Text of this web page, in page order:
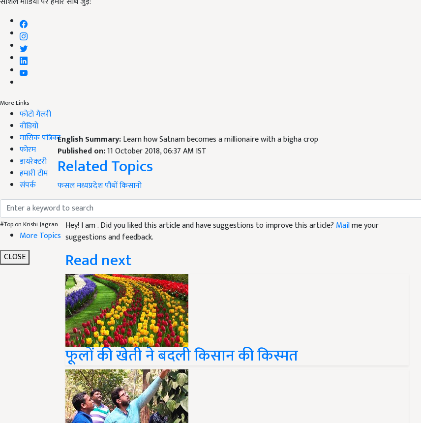
More Links
फोटो गैलरी
वीडियो
मासिक पत्रिका
फोरम
डायरेक्टरी
हमारी टीम
संपर्क
#Top on Krishi Jagran
More Topics
CLOSE
English Summary:Learn how Satnam becomes a millionaire with a bigha crop
Published on:11 October 2018, 06:37 AM IST
Related Topics
फसलमध्यप्रदेशपौधोंकिसानो
Like this article?
Hey! I am. Did you liked this article and have suggestions to improve this article? Mailme your
suggestions and feedback.
Read next
फूलों की खेती ने बदली किसान की किस्मत